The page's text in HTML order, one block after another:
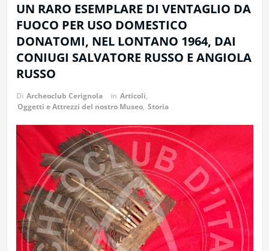
UN RARO ESEMPLARE DI VENTAGLIO DA
FUOCO PER USO DOMESTICO
DONATOMI, NEL LONTANO 1964, DAI
CONIUGI SALVATORE RUSSO E ANGIOLA
RUSSO
Di Archeoclub Cerignola in Articoli,
Oggetti e Attrezzi del nostro Museo, Storia